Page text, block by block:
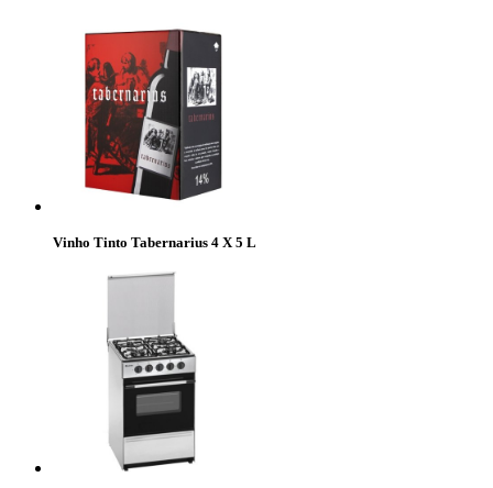
Vinho Tinto Tabernarius 4 X 5 L